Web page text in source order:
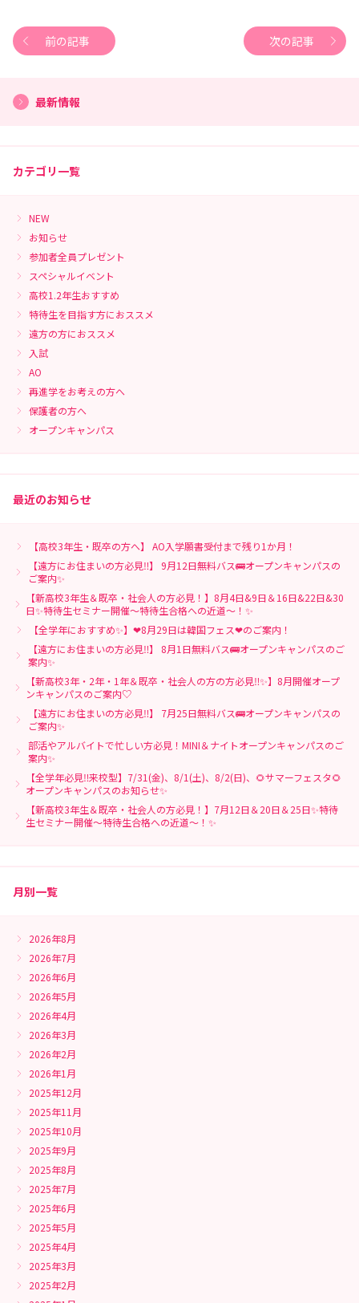
前の記事 次の記事
最新情報
カテゴリ一覧
NEW
お知らせ
参加者全員プレゼント
スペシャルイベント
高校1.2年生おすすめ
特待生を目指す方におススメ
遠方の方におススメ
入試
AO
再進学をお考えの方へ
保護者の方へ
オープンキャンパス
最近のお知らせ
【高校3年生・既卒の方へ】 AO入学願書受付まで残り1か月！
【遠方にお住まいの方必見‼】 9月12日無料バス🚌オープンキャンパスの
ご案内✨
【新高校3年生＆既卒・社会人の方必見！】8月4日&9日＆16日&22日&30
日✨特待生セミナー開催～特待生合格への近道～！✨
【全学年におすすめ✨】❤8月29日は韓国フェス❤のご案内！
【遠方にお住まいの方必見‼】 8月1日無料バス🚌オープンキャンパスのご
案内✨
【新高校3年・2年・1年＆既卒・社会人の方の方必見‼✨】8月開催オープ
ンキャンパスのご案内♡
【遠方にお住まいの方必見‼】 7月25日無料バス🚌オープンキャンパスの
ご案内✨
部活やアルバイトで忙しい方必見！MINI＆ナイトオープンキャンパスのご
案内✨
【全学年必見‼来校型】7/31(金)、8/1(土)、8/2(日)、🌻サマーフェスタ🌻
オープンキャンパスのお知らせ✨
【新高校3年生＆既卒・社会人の方必見！】7月12日＆20日＆25日✨特待
生セミナー開催～特待生合格への近道～！✨
月別一覧
2026年8月
2026年7月
2026年6月
2026年5月
2026年4月
2026年3月
2026年2月
2026年1月
2025年12月
2025年11月
2025年10月
2025年9月
2025年8月
2025年7月
2025年6月
2025年5月
2025年4月
2025年3月
2025年2月